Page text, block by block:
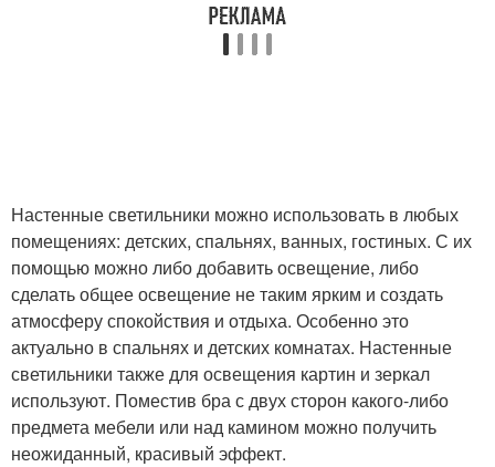
Настенные светильники можно использовать в любых
помещениях: детских, спальнях, ванных, гостиных. С их
помощью можно либо добавить освещение, либо
сделать общее освещение не таким ярким и создать
атмосферу спокойствия и отдыха. Особенно это
актуально в спальнях и детских комнатах. Настенные
светильники также для освещения картин и зеркал
используют. Поместив бра с двух сторон какого-либо
предмета мебели или над камином можно получить
неожиданный, красивый эффект.